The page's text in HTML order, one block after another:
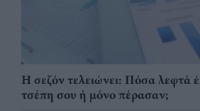
Η σεζόν τελειώνει: Πόσα λεφτά
τσέπη σου ή μόνο πέρασαν;